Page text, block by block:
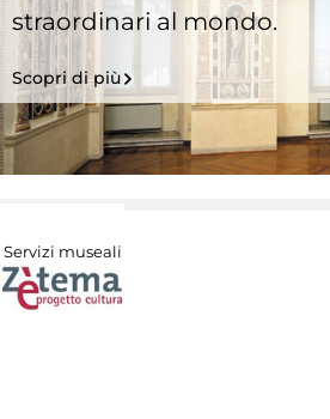
straordinari al mondo.
Scopri di più
Servizi museali